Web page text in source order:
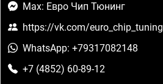
Max: Евро Чип Тюнинг
https://vk.com/euro_chip_tuning
WhatsApp: +79317082148
+7 (4852) 60-89-12